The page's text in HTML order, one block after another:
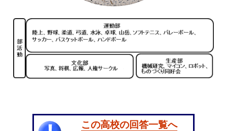
この高校の回答一覧へ